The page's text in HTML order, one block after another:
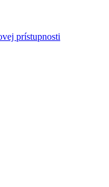
prístupnosti